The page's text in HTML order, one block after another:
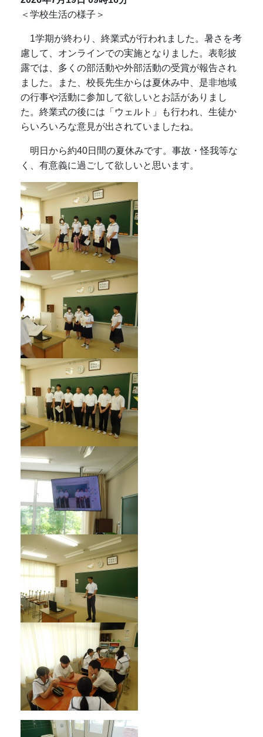
＜学校生活の様子＞
1学期が終わり、終業式が行われました。暑さを考
慮して、オンラインでの実施となりました。表彰披
露では、多くの部活動や外部活動の受賞が報告され
ました。また、校長先生からは夏休み中、是非地域
の行事や活動に参加して欲しいとお話がありまし
た。終業式の後には「ウェルト」も行われ、生徒か
らいろいろな意見が出されていましたね。
明日から約40日間の夏休みです。事故・怪我等な
く、有意義に過ごして欲しいと思います。